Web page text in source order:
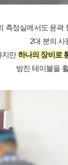
측정실에서도 윤곽
2대 분의
지만하나의 장비로
방진 테이블을